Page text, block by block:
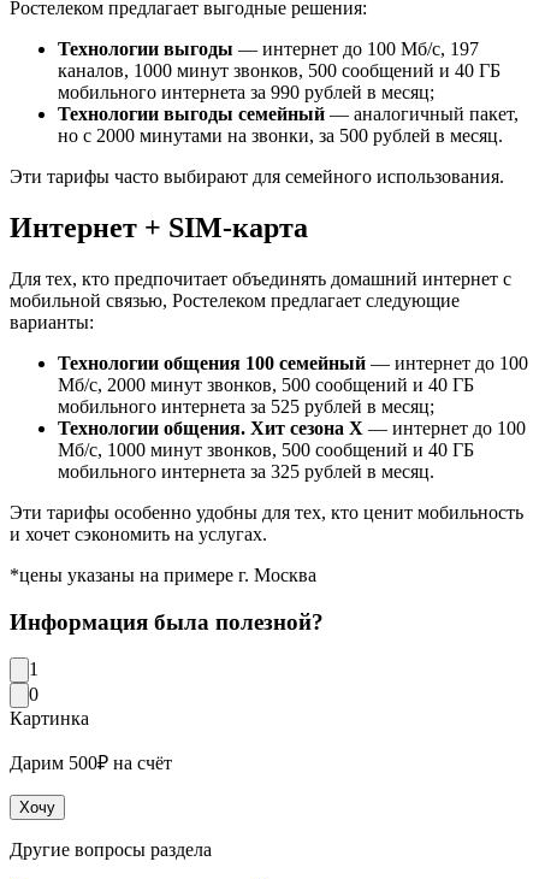
Ростелеком предлагает выгодные решения:
Технологии выгоды — интернет до 100 Мб/с, 197
каналов, 1000 минут звонков, 500 сообщений и 40 ГБ
мобильного интернета за 990 рублей в месяц;
Технологии выгоды семейный — аналогичный пакет,
но с 2000 минутами на звонки, за 500 рублей в месяц.
Эти тарифы часто выбирают для семейного использования.
Интернет + SIM-карта
Для тех, кто предпочитает объединять домашний интернет с
мобильной связью, Ростелеком предлагает следующие
варианты:
Технологии общения 100 семейный — интернет до 100
Мб/с, 2000 минут звонков, 500 сообщений и 40 ГБ
мобильного интернета за 525 рублей в месяц;
Технологии общения. Хит сезона Х — интернет до 100
Мб/с, 1000 минут звонков, 500 сообщений и 40 ГБ
мобильного интернета за 325 рублей в месяц.
Эти тарифы особенно удобны для тех, кто ценит мобильность
и хочет сэкономить на услугах.
*цены указаны на примере г. Москва
Информация была полезной?
1
0
Картинка
Дарим 500₽ на счёт
Хочу
Другие вопросы раздела